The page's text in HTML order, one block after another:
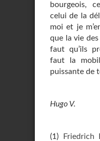
bourgeois,
celui de la
moi et je
que la vie
faut qu’ils
faut la
puissante de
Hugo V.
(1)
Friedrich